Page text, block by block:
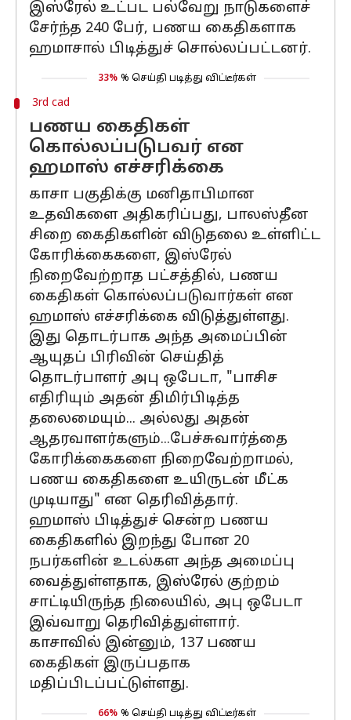
இஸ்ரேல் உட்பட பல்வேறு நாடுகளைச்
சேர்ந்த 240 பேர், பணய கைதிகளாக
ஹமாசால் பிடித்துச் சொல்லப்பட்டனர்.
33% % செய்தி படித்து விட்டீர்கள்
3rd cad
பணய கைதிகள்
கொல்லப்படுபவர் என
ஹமாஸ் எச்சரிக்கை
காசா பகுதிக்கு மனிதாபிமான
உதவிகளை அதிகரிப்பது, பாலஸ்தீன
சிறை கைதிகளின் விடுதலை உள்ளிட்ட
கோரிக்கைகளை, இஸ்ரேல்
நிறைவேற்றாத பட்சத்தில், பணய
கைதிகள் கொல்லப்படுவார்கள் என
ஹமாஸ் எச்சரிக்கை விடுத்துள்ளது.
இது தொடர்பாக அந்த அமைப்பின்
ஆயுதப் பிரிவின் செய்தித்
தொடர்பாளர் அபு ஒபேடா, "பாசிச
எதிரியும் அதன் திமிர்பிடித்த
தலைமையும்... அல்லது அதன்
ஆதரவாளர்களும்...பேச்சுவார்த்தை
கோரிக்கைகளை நிறைவேற்றாமல்,
பணய கைதிகளை உயிருடன் மீட்க
முடியாது" என தெரிவித்தார்.
ஹமாஸ் பிடித்துச் சென்ற பணய
கைதிகளில் இறந்து போன 20
நபர்களின் உடல்கள அந்த அமைப்பு
வைத்துள்ளதாக, இஸ்ரேல் குற்றம்
சாட்டியிருந்த நிலையில், அபு ஒபேடா
இவ்வாறு தெரிவித்துள்ளார்.
காசாவில் இன்னும், 137 பணய
கைதிகள் இருப்பதாக
மதிப்பிடப்பட்டுள்ளது.
66% % செய்தி படித்து விட்டீர்கள்